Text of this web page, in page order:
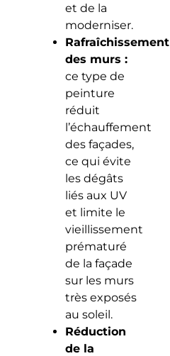
et de la
moderniser.
Rafraîchissement
des murs :
ce type de
peinture
réduit
l’échauffement
des façades,
ce qui évite
les dégâts
liés aux UV
et limite le
vieillissement
prématuré
de la façade
sur les murs
très exposés
au soleil.
Réduction
de la